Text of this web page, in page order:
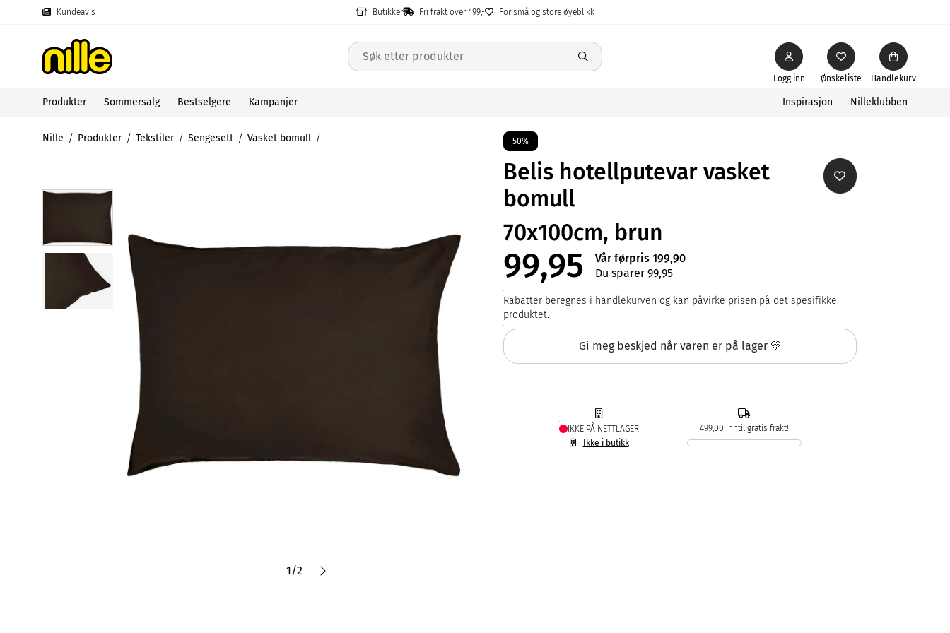
Kundeavis Butikker Fri frakt over 499,- For små og store øyeblikk
Ønskeliste
Logg inn Handlekurv
Produkter Sommersalg Bestselgere Kampanjer Inspirasjon Nilleklubben
Nille Produkter Tekstiler Sengesett Vasket bomull
1/2
50%
Belis hotellputevar vasket
bomull
70x100cm, brun
99,95
Vår førpris 199,90
Du sparer 99,95
Rabatter beregnes i handlekurven og kan påvirke prisen på det spesifikke
produktet.
Gi meg beskjed når varen er på lager 💛
IKKE PÅ NETTLAGER
Ikke i butikk
499,00 inntil gratis frakt!